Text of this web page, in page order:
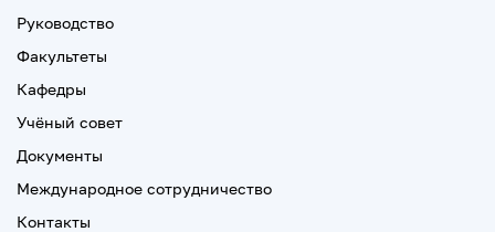
Руководство
Факультеты
Кафедры
Учёный совет
Документы
Международное сотрудничество
Контакты